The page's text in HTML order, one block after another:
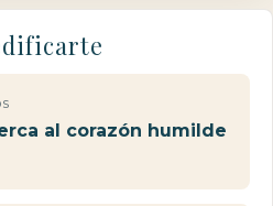
al corazón humilde